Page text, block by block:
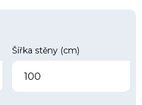
Šířka stěny (cm)